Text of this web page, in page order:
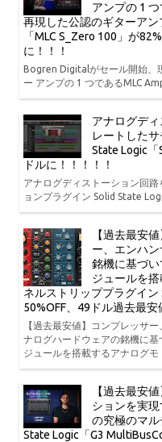
アンプの 1 つ
再現した公認のギターア
「MLC S_Zero 100」が
に！！！
Bogren Digitalがセール開始、
ー アンプの 1 つであるMLC
アナログデ
レートした
State Logic「
ドルに！！！！！
アナログディストーション回
ョンプラグイン Solid State
【過去最安
ー、エンハ
銘機に基づ
ジュールを
ネルストリッププラグイ
50%OFF、49ドル過去最安
【過去最安値】コンプレッサ
ナログハードウェアの銘機に
ジュールを搭載するアナログモ
【過去最安
ションを実
の究極のマ
State Logic「G3